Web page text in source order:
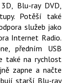
Blu-ray DVD,
Potěší také
služeb jako
Internet Radio.
předním USB
také na rychlost
zapne a načte
starší Blu-ray